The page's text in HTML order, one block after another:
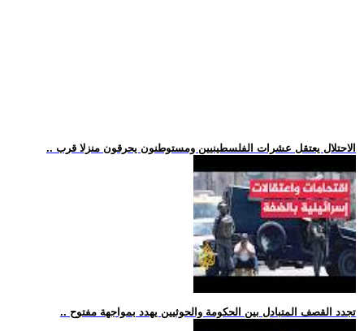
.. الاحتلال يعتقل عشرات الفلسطينيين ومستوطنون يحرقون منزلا قرب
.. تجدد القصف المتبادل بين الحكومة والحوثيين يهدد بمواجهة مفتوح